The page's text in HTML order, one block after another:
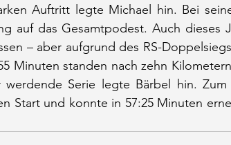
Auftritt legte Michael hin. Bei
auf das Gesamtpodest. Auch dieses
– aber aufgrund des RS-
Minuten standen nach zehn
werdende Serie legte Bärbel hin.
Start und konnte in 57:25 Minuten